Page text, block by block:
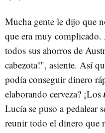
Mucha gente le dijo que
que era muy complicado.
todos sus ahorros de
cabezota!", asiente. Así
podía conseguir dinero
elaborando cerveza? ¡Los
Lucía se puso a pedalear
reunir todo el dinero que